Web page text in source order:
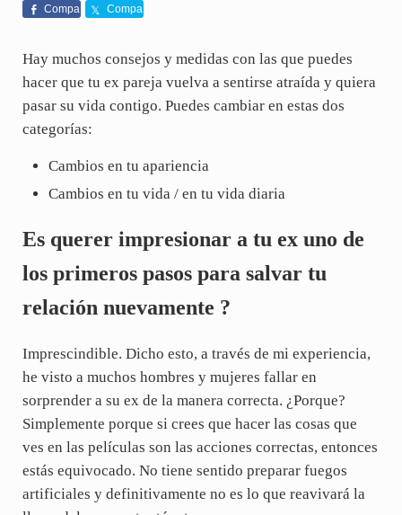
Compa
Compa
Hay muchos consejos y medidas con las que puedes
hacer que tu ex pareja vuelva a sentirse atraída y quiera
pasar su vida contigo. Puedes cambiar en estas dos
categorías:
Cambios en tu apariencia
Cambios en tu vida / en tu vida diaria
Es querer impresionar a tu ex uno de
los primeros pasos para salvar tu
relación nuevamente ?
Imprescindible. Dicho esto, a través de mi experiencia,
he visto a muchos hombres y mujeres fallar en
sorprender a su ex de la manera correcta. ¿Porque?
Simplemente porque si crees que hacer las cosas que
ves en las películas son las acciones correctas, entonces
estás equivocado. No tiene sentido preparar fuegos
artificiales y definitivamente no es lo que reavivará la